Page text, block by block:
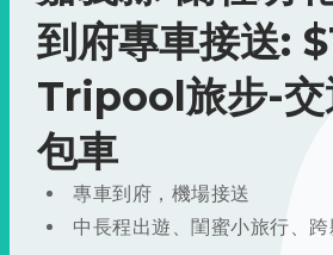
到府專車接送:
Tripool旅步-交
包車
專車到府，機場接送
中長程出遊、閨蜜小旅行、